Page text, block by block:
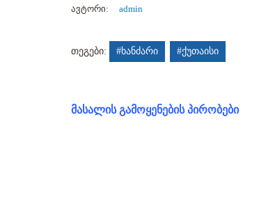
ავტორი: admin
თეგები: #ხანძარი #ქუთაისი
მასალის გამოყენების პირობები